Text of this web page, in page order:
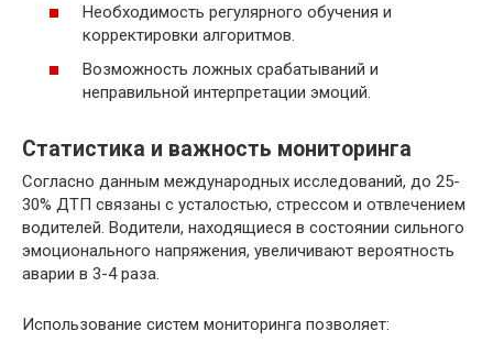
Необходимость регулярного обучения и
корректировки алгоритмов.
Возможность ложных срабатываний и
неправильной интерпретации эмоций.
Статистика и важность мониторинга
Согласно данным международных исследований, до 25-
30% ДТП связаны с усталостью, стрессом и отвлечением
водителей. Водители, находящиеся в состоянии сильного
эмоционального напряжения, увеличивают вероятность
аварии в 3-4 раза.
Использование систем мониторинга позволяет: